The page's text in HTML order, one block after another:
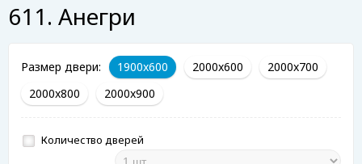
611. Анегри
Размер двери: 1900x600 2000x600
2000x700
2000x800
2000x900
Количество дверей